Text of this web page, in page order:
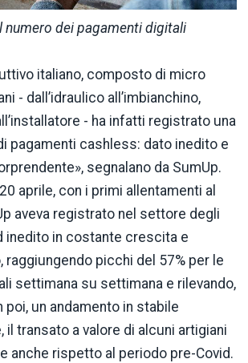
numero dei pagamenti digitali
italiano, composto di micro
- dall’idraulico all’imbianchino,
- ha infatti registrato una
pagamenti cashless: dato inedito e
segnalano da SumUp.
aprile, con i primi allentamenti al
aveva registrato nel settore degli
inedito in costante crescita e
raggiungendo picchi del 57% per le
settimana su settimana e rilevando,
poi, un andamento in stabile
il transato a valore di alcuni artigiani
anche rispetto al periodo pre-Covid.